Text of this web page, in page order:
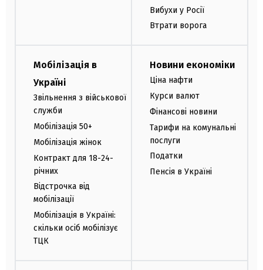
Вибухи у Росії
Втрати ворога
Мобілізація в
Україні
Звільнення з військової
служби
Мобілізація 50+
Мобілізація жінок
Контракт для 18-24-
річних
Відстрочка від
мобілізації
Мобілізація в Україні:
скільки осіб мобілізує
ТЦК
Новини економіки
Ціна нафти
Курси валют
Фінансові новини
Тарифи на комунальні
послуги
Податки
Пенсія в Україні